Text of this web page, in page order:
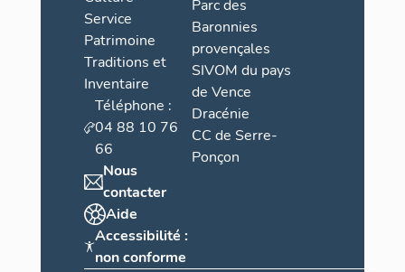
Service
Patrimoine
Traditions et
Inventaire
Téléphone :
04 88 10 76
66
Nous
contacter
Aide
Accessibilité :
non conforme
Parc des
Baronnies
provençales
SIVOM du pays
de Vence
Dracénie
CC de Serre-
Ponçon